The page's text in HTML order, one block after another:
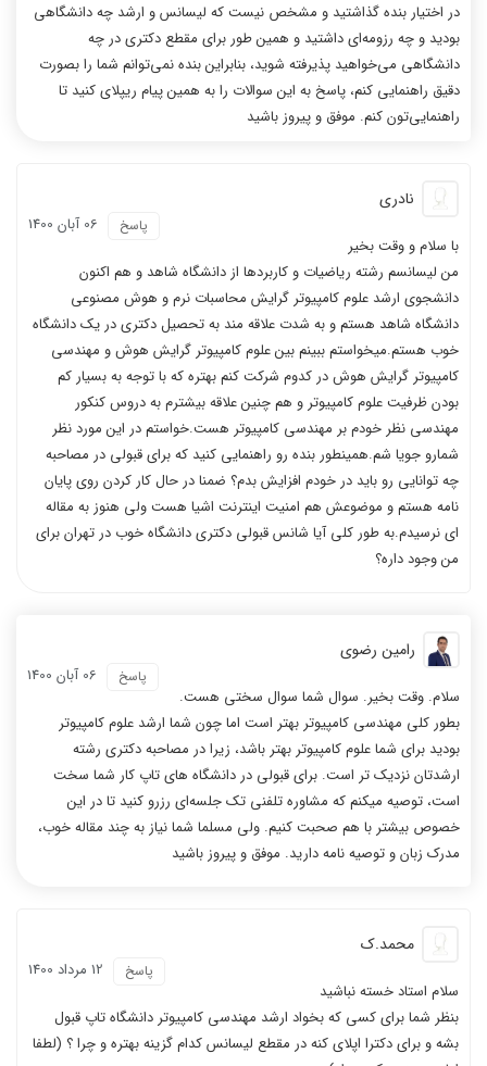
در اختیار بنده گذاشتید و مشخص نیست که لیسانس و ارشد چه دانشگاهی
بودید و چه رزومه‌ای داشتید و همین طور برای مقطع دکتری در چه
دانشگاهی می‌خواهید پذیرفته شوید، بنابراین بنده نمی‌توانم شما را بصورت
دقیق راهنمایی کنم، پاسخ به این سوالات را به همین پیام ریپلای کنید تا
راهنمایی‌تون کنم. موفق و پیروز باشید
نادری
06 آبان 1400 پاسخ
با سلام و وقت بخیر
من لیسانسم رشته ریاضیات و کاربردها از دانشگاه شاهد و هم اکنون
دانشجوی ارشد علوم کامپیوتر گرایش محاسبات نرم و هوش مصنوعی
دانشگاه شاهد هستم و به شدت علاقه مند به تحصیل دکتری در یک دانشگاه
خوب هستم.میخواستم ببینم بین علوم کامپیوتر گرایش هوش و مهندسی
کامپیوتر گرایش هوش در کدوم شرکت کنم بهتره که با توجه به بسیار کم
بودن ظرفیت علوم کامپیوتر و هم چنین علاقه بیشترم به دروس کنکور
مهندسی نظر خودم بر مهندسی کامپیوتر هست.خواستم در این مورد نظر
شمارو جویا شم.همینطور بنده رو راهنمایی کنید که برای قبولی در مصاحبه
چه توانایی رو باید در خودم افزایش بدم؟ ضمنا در حال کار کردن روی پایان
نامه هستم و موضوعش هم امنیت اینترنت اشیا هست ولی هنوز به مقاله
ای نرسیدم.به طور کلی آیا شانس قبولی دکتری دانشگاه خوب در تهران برای
من وجود داره؟
رامین رضوی
06 آبان 1400 پاسخ
سلام. وقت بخیر. سوال شما سوال سختی هست.
بطور کلی مهندسی کامپیوتر بهتر است اما چون شما ارشد علوم کامپیوتر
بودید برای شما علوم کامپیوتر بهتر باشد، زیرا در مصاحبه دکتری رشته
ارشدتان نزدیک تر است. برای قبولی در دانشگاه های تاپ کار شما سخت
است، توصیه میکنم که مشاوره تلفنی تک جلسه‌ای رزرو کنید تا در این
خصوص بیشتر با هم صحبت کنیم. ولی مسلما شما نیاز به چند مقاله خوب،
مدرک زبان و توصیه نامه دارید. موفق و پیروز باشید
محمد.ک
12 مرداد 1400 پاسخ
سلام استاد خسته نباشید
بنظر شما برای کسی که بخواد ارشد مهندسی کامپیوتر دانشگاه تاپ قبول
بشه و برای دکترا اپلای کنه در مقطع لیسانس کدام گزینه بهتره و چرا ؟ (لطفا